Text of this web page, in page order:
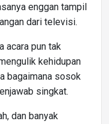
enggan tampil
dari televisi.
acara pun tak
kehidupan
bagaimana sosok
singkat.
dan banyak